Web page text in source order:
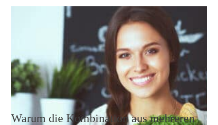
Wir können uns heute problemlos vegetarisch oder
vegan ernähren, doch bei bestimmten Nährstoffe und
Vitaminen ist es sinnvoll, den Körper zu unterstützen.
Weiterlesen
Warum die Kombination aus mehreren